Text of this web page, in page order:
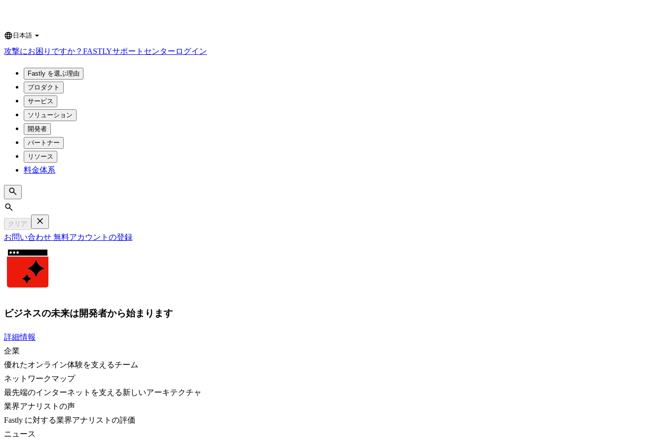
Language
日本語
攻撃にお困りですか？ FASTLYサポートセンター ログイン
Fastly を選ぶ理由
プロダクト
サービス
ソリューション
開発者
パートナー
リソース
料金体系
Search
クリア
お問い合わせ 無料アカウントの登録
ビジネスの未来は開発者から始まります
詳細情報
企業
優れたオンライン体験を支えるチーム
ネットワークマップ
最先端のインターネットを支える新しいアーキテクチャ
業界アナリストの声
Fastly に対する業界アナリストの評価
ニュース